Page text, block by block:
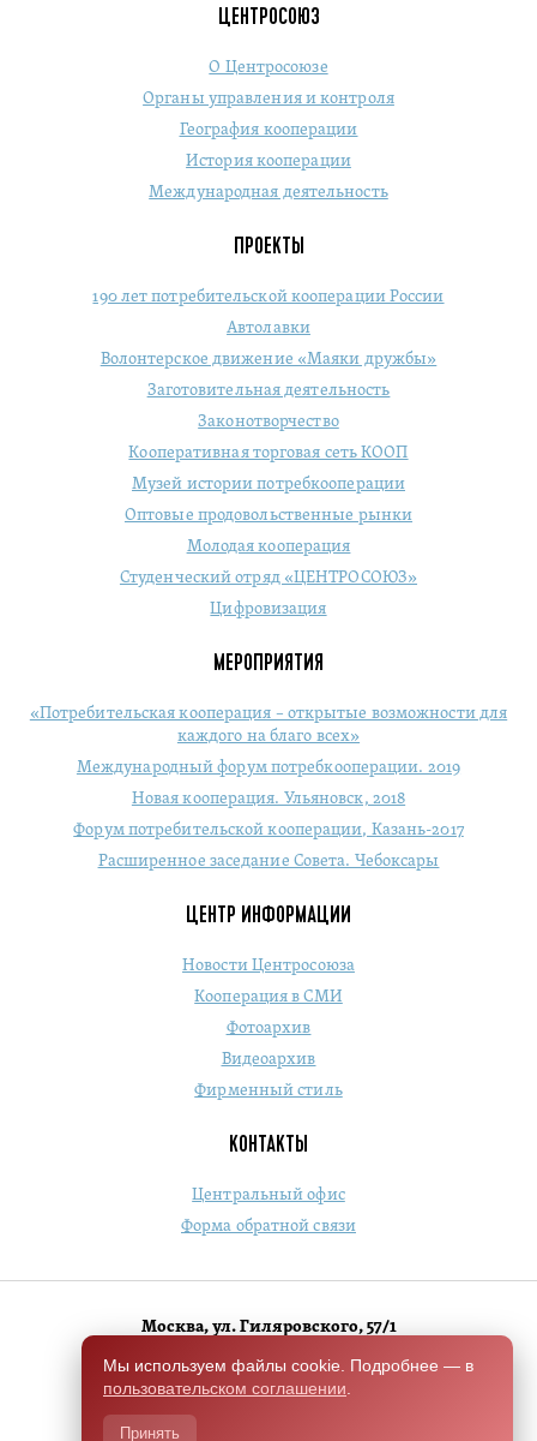
ЦЕНТРОСОЮЗ
О Центросоюзе
Органы управления и контроля
География кооперации
История кооперации
Международная деятельность
ПРОЕКТЫ
190 лет потребительской кооперации России
Автолавки
Волонтерское движение «Маяки дружбы»
Заготовительная деятельность
Законотворчество
Кооперативная торговая сеть КООП
Музей истории потребкооперации
Оптовые продовольственные рынки
Молодая кооперация
Студенческий отряд «ЦЕНТРОСОЮЗ»
Цифровизация
МЕРОПРИЯТИЯ
«Потребительская кооперация – открытые возможности для
каждого на благо всех»
Международный форум потребкооперации. 2019
Новая кооперация. Ульяновск, 2018
Форум потребительской кооперации, Казань-2017
Расширенное заседание Совета. Чебоксары
ЦЕНТР ИНФОРМАЦИИ
Новости Центросоюза
Кооперация в СМИ
Фотоархив
Видеоархив
Фирменный стиль
КОНТАКТЫ
Центральный офис
Форма обратной связи
Москва, ул. Гиляровского, 57/1
+7 (495) 684-1803
Switch to English version
Мы используем файлы cookie. Подробнее — в
пользовательском соглашении
Принять